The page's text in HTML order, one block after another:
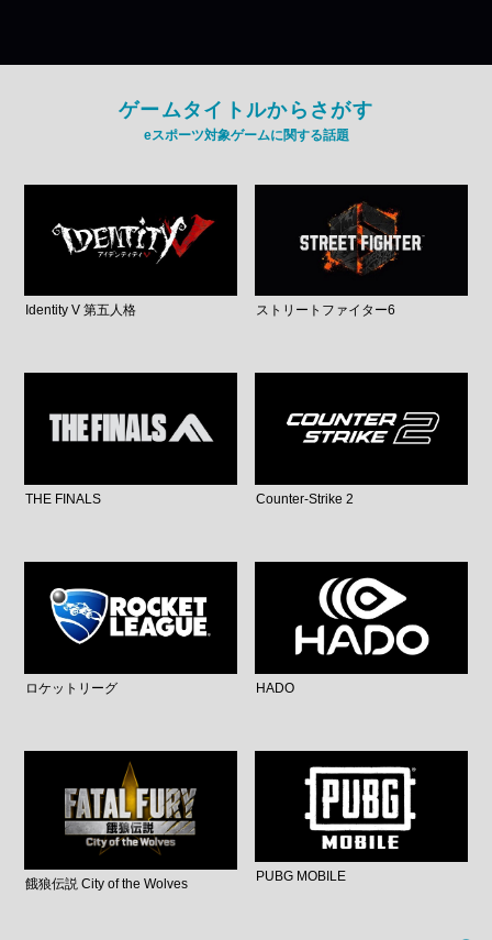
ゲームタイトルからさがす
eスポーツ対象ゲームに関する話題
Identity V 第五人格 ストリートファイター6
THE FINALS Counter-Strike 2
ロケットリーグ HADO
餓狼伝説 City of the Wolves
PUBG MOBILE